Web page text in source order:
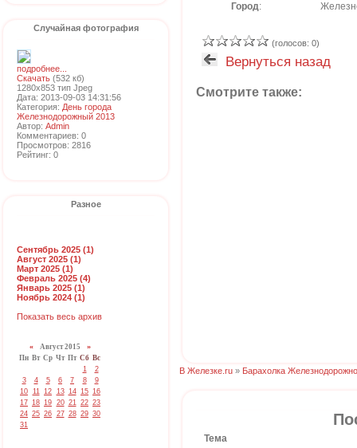
Случайная фотография
подробнее...
Скачать (532 кб)
1280x853 тип Jpeg
Дата: 2013-09-03 14:31:56
Категория: День города
Железнодорожный 2013
Автор: Admin
Комментариев: 0
Просмотров: 2816
Рейтинг: 0
Разное
Сентябрь 2025 (1)
Август 2025 (1)
Март 2025 (1)
Февраль 2025 (4)
Январь 2025 (1)
Ноябрь 2024 (1)
Показать весь архив
«Август 2015 »
Пн Вт Ср Чт Пт Сб Вс
1
2
3
4 5 6 7 8
9
10 11 12 13 14 15 16
17 18 19 20 21 22 23
24 25 26 27 28 29 30
31
Город:
(голосов: 0)
Вернуться назад
Смотрите также:
В Железке.ru » Барахолка
Тема